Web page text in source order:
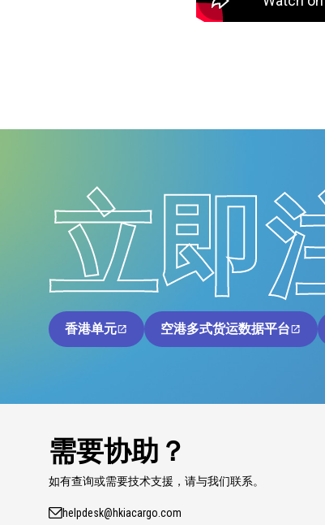
立即
香港单元 空港多式货运数据平台
需要协助？
如有查询或需要技术支援，请与我们联系。
helpdesk@hkiacargo.com